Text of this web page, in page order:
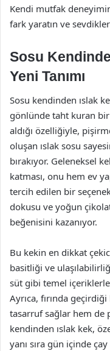
Kendi mutfak
fark yaratın ve
Sosu
Yeni Tanımı
Sosu kendinden ıslak
gönlünde taht kuran bir
aldığı özelliğiyle,
oluşan ıslak sosu
bırakıyor. Geleneksel
katması, onu hem ev
tercih edilen bir
dokusu ve yoğun
beğenisini kazanıyor.
Bu kekin en dikkat
basitliği ve
süt gibi temel içeriklerle
Ayrıca, fırında
tasarruf sağlar hem de
kendinden ıslak kek,
yanı sıra gün içinde